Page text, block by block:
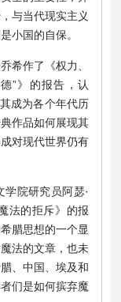
与当代现实主义
小国的自保。
希作了《权力、
”》的报告，认
成为各个年代历
作品如何展现其
对现代世界仍有
院研究员阿瑟·
法的拒斥》的报
腊思想的一个显
法的文章，也未
、中国、埃及和
们是如何摈弃魔